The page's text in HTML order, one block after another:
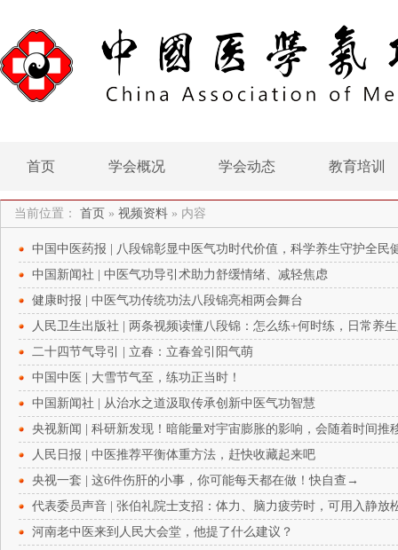
首页 学会概况 学会动态 教育培训
当前位置： 首页 » 视频资料 » 内容
中国中医药报 | 八段锦彰显中医气功时代价值，科学养生守护全民
中国新闻社 | 中医气功导引术助力舒缓情绪、减轻焦虑
健康时报 | 中医气功传统功法八段锦亮相两会舞台
人民卫生出版社 | 两条视频读懂八段锦：怎么练+何时练，日常养
二十四节气导引 | 立春：立春耸引阳气萌
中国中医 | 大雪节气至，练功正当时！
中国新闻社 | 从治水之道汲取传承创新中医气功智慧
央视新闻 | 科研新发现！暗能量对宇宙膨胀的影响，会随着时间推
人民日报 | 中医推荐平衡体重方法，赶快收藏起来吧
央视一套 | 这6件伤肝的小事，你可能每天都在做！快自查→
代表委员声音 | 张伯礼院士支招：体力、脑力疲劳时，可用入静放
河南老中医来到人民大会堂，他提了什么建议？